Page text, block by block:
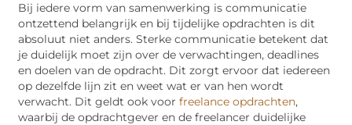
Bij iedere vorm van samenwerking is communicatie
ontzettend belangrijk en bij tijdelijke opdrachten is dit
absoluut niet anders. Sterke communicatie betekent dat
je duidelijk moet zijn over de verwachtingen, deadlines
en doelen van de opdracht. Dit zorgt ervoor dat iedereen
op dezelfde lijn zit en weet wat er van hen wordt
verwacht. Dit geldt ook voorfreelance opdrachten,
waarbij de opdrachtgever en de freelancer duidelijke